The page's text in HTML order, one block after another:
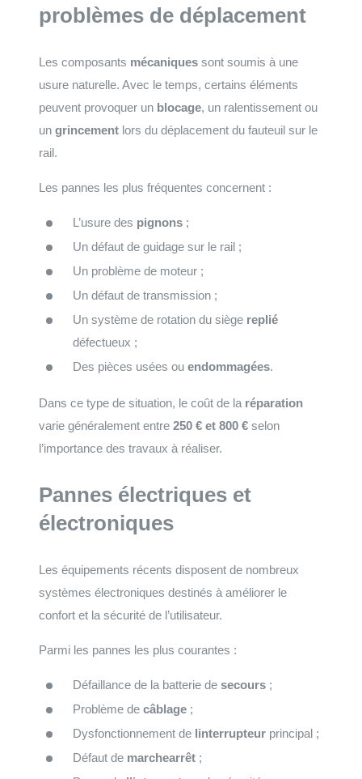
problèmes de déplacement
Les composants mécaniques sont soumis à une
usure naturelle. Avec le temps, certains éléments
peuvent provoquer un blocage, un ralentissement ou
un grincement lors du déplacement du fauteuil sur le
rail.
Les pannes les plus fréquentes concernent :
L’usure des pignons ;
Un défaut de guidage sur le rail ;
Un problème de moteur ;
Un défaut de transmission ;
Un système de rotation du siège replié
défectueux ;
Des pièces usées ou endommagées.
Dans ce type de situation, le coût de la réparation
varie généralement entre 250 € et 800 € selon
l’importance des travaux à réaliser.
Pannes électriques et
électroniques
Les équipements récents disposent de nombreux
systèmes électroniques destinés à améliorer le
confort et la sécurité de l’utilisateur.
Parmi les pannes les plus courantes :
Défaillance de la batterie de secours ;
Problème de câblage ;
Dysfonctionnement de linterrupteur principal ;
Défaut de marchearrêt ;